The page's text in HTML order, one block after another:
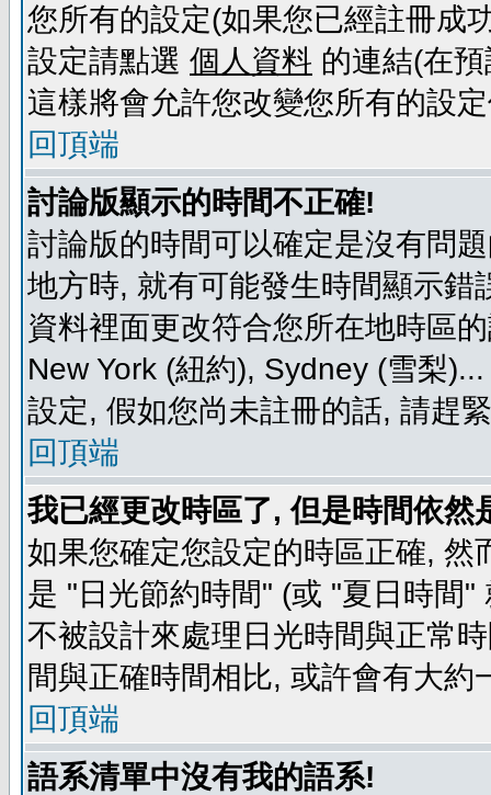
您所有的設定(如果您已經註冊成
設定請點選 個人資料 的連結(在
這樣將會允許您改變您所有的設
回頂端
討論版顯示的時間不正確!
討論版的時間可以確定是沒有問
地方時, 就有可能發生時間顯示
資料裡面更改符合您所在地時區
New York (紐約), Sydney (雪梨
設定, 假如您尚未註冊的話, 請趕
回頂端
我已經更改時區了, 但是時間依然
如果您確定您設定的時區正確,
是 "日光節約時間" (或 "夏日時間
不被設計來處理日光時間與正常
間與正確時間相比, 或許會有大約
回頂端
語系清單中沒有我的語系!